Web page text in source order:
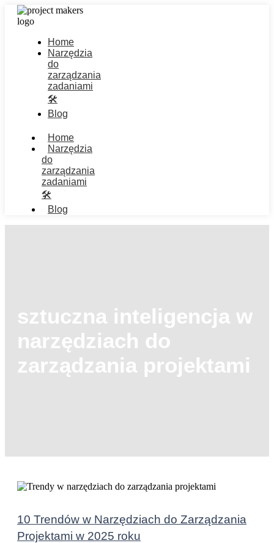
Home
Narzędzia
do
zarządzania
zadaniami
🛠️
Blog
Home
Narzędzia
do
zarządzania
zadaniami
🛠️
Blog
sztuczna inteligencja w
narzędziach do
zarządzania projektami
10 Trendów w Narzędziach do Zarządzania
Projektami w 2025 roku